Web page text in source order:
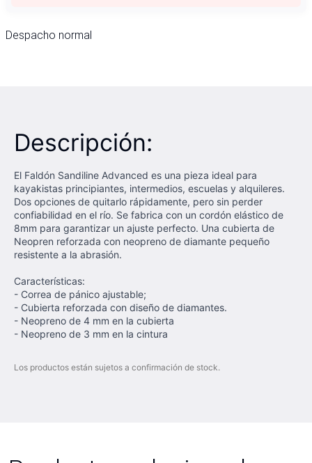
Despacho normal
Descripción:
El Faldón Sandiline Advanced es una pieza ideal para
kayakistas principiantes, intermedios, escuelas y alquileres.
Dos opciones de quitarlo rápidamente, pero sin perder
confiabilidad en el río. Se fabrica con un cordón elástico de
8mm para garantizar un ajuste perfecto. Una cubierta de
Neopren reforzada con neopreno de diamante pequeño
resistente a la abrasión.
Características:
- Correa de pánico ajustable;
- Cubierta reforzada con diseño de diamantes.
- Neopreno de 4 mm en la cubierta
- Neopreno de 3 mm en la cintura
Los productos están sujetos a confirmación de stock.